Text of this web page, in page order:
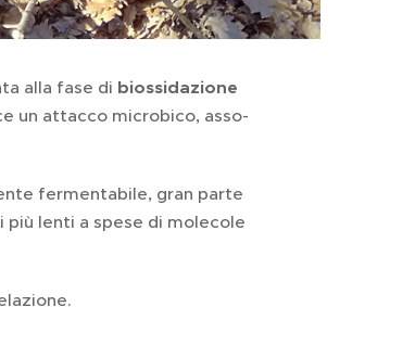
alla fase di bios­si­da­zio­ne
un at­tac­co mi­cro­bi­co, as­so­
fermentabile, gran parte
lenti a spese di mo­le­co­le